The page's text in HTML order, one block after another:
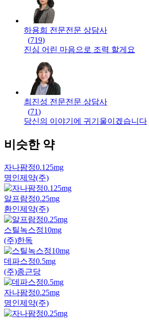
하용희 전문전문 상담사
(719)
진심 어린 마음으로 조력 할게요
최진성 전문전문 상담사
(71)
당신의 이야기에 귀기울이겠습니다
비슷한 약
자나팜정0.125mg
명인제약(주)
알프람정0.25mg
환인제약(주)
스틸녹스정10mg
(주)한독
데파스정0.5mg
(주)종근당
자나팜정0.25mg
명인제약(주)